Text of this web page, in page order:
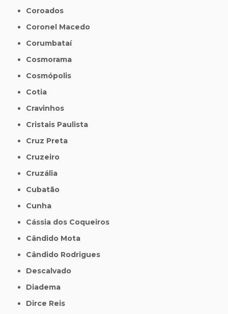
Coroados
Coronel Macedo
Corumbataí
Cosmorama
Cosmópolis
Cotia
Cravinhos
Cristais Paulista
Cruz Preta
Cruzeiro
Cruzália
Cubatão
Cunha
Cássia dos Coqueiros
Cândido Mota
Cândido Rodrigues
Descalvado
Diadema
Dirce Reis